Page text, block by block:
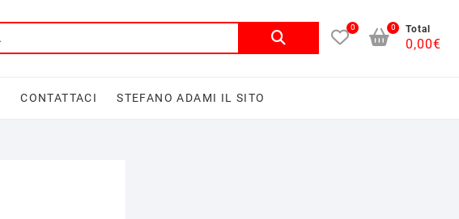
0 Total
0,00€
0
CONTATTACI STEFANO ADAMI IL SITO